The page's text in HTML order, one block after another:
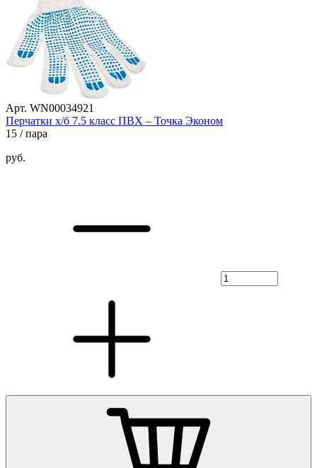
Арт. WN00034921
Перчатки х/б 7.5 класс ПВХ – Точка Эконом
15 / пара
руб.